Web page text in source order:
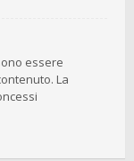
essere
La